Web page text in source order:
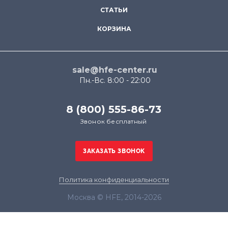
СТАТЬИ
КОРЗИНА
sale@hfe-center.ru
Пн.-Вс. 8:00 - 22:00
8 (800) 555-86-73
Звонок бесплатный
Политика конфиденциальности
Москва © HFE, 2014-2026